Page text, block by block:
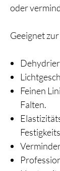
oder
Geeignet
Feinen
Falten.